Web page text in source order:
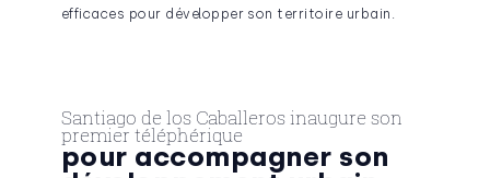
efficaces pour développer son territoire urbain.
Santiago de los Caballeros inaugure son
premier téléphérique
pour accompagner son